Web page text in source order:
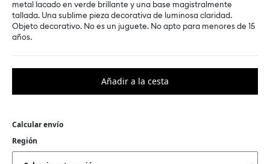
metal lacado en verde brillante y una base magistralmente
tallada. Una sublime pieza decorativa de luminosa claridad.
Objeto decorativo. No es un juguete. No apto para menores de 15
años.
Calcular envío
Región